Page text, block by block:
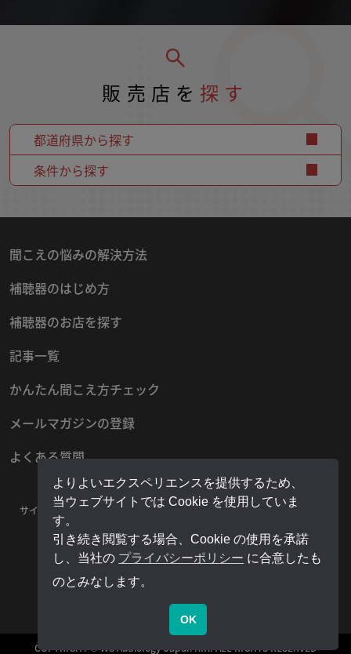
販売店を 探す
都道府県から探す
条件から探す
聞こえの悩みの解決方法
補聴器のはじめ方
補聴器のお店を探す
記事一覧
かんたん聞こえ方チェック
メールマガジンの登録
よくある質問
サイトマップ プライバシーポリシー お問い合わせ
運営者情報
販売店様用マイページ
COPYRIGHT © WS Audiology Japan K.K. ALL RIGHTS RESERVED
よりよいエクスペリエンスを提供するため、
当ウェブサイトでは Cookie を使用していま
す。
引き続き閲覧する場合、Cookie の使用を承諾
し、当社の プライバシーポリシー に合意したも
のとみなします。
OK